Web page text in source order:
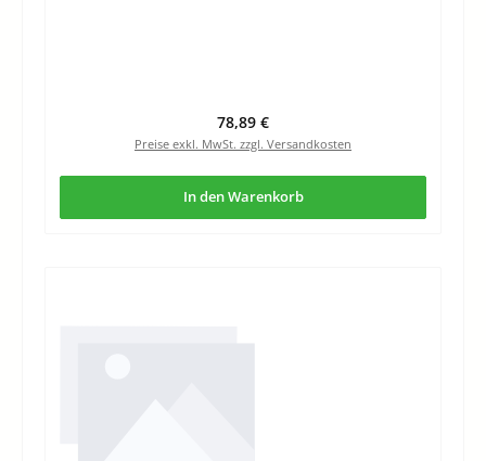
Regulärer Preis:
78,89 €
Preise exkl. MwSt. zzgl. Versandkosten
In den Warenkorb